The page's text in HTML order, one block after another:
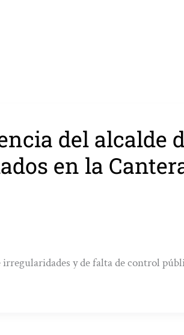
del alcalde
en la
irregularidades y de falta de control